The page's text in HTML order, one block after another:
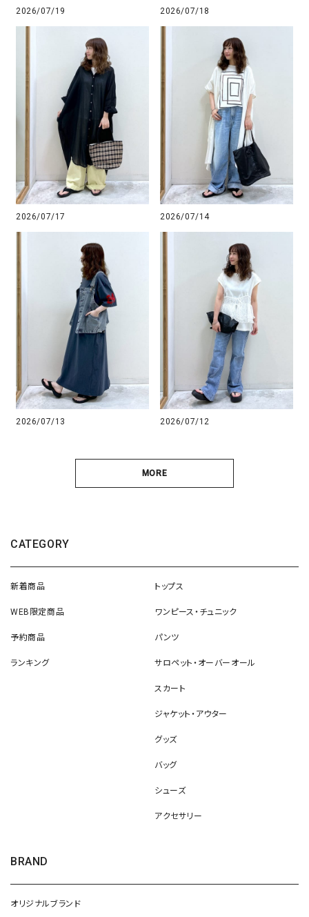
2026/07/19 2026/07/18
2026/07/17 2026/07/14
2026/07/13 2026/07/12
MORE
CATEGORY
新着商品
WEB限定商品
予約商品
ランキング
トップス
ワンピース・チュニック
パンツ
サロペット・オーバーオール
スカート
ジャケット・アウター
グッズ
バッグ
シューズ
アクセサリー
BRAND
オリジナルブランド